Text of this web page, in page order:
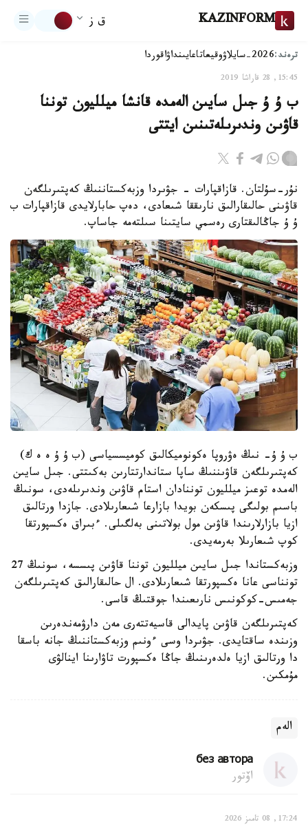
KAZINFORM ق ز
ترەند:2026-سايلاۋ وقيعاتاعايىنداۋاقوردا
15:45, 28 قاراشا 2019
ب ۇ ۇ جىل سايىن الەمدە قانشا ميلليون توننا
قاۋىن وندىرىلەتىنىن ايتتى
نۇر-سۇلتان. قازاقپارات - جۋىردا وزبەكستاننىڭ كەپتىرىلگەن
قاۋىنى حالىقارالىق نارىققا شىعادى، دەپ حابارلايدى قازاقپارات ب
ۇ ۇ جاڭالىقتارى رەسمي سايتىنا سىلتەمە جاساپ.
ب ۇ ۇ- نىڭ ەۋروپا ەكونوميكالىق كوميسسياسى (ب ۇ ۇ ە ە ك)
كەپتىرىلگەن قاۋىننىڭ ساپا ستاندارتتارىن بەكىتتى. جىل سايىن
الەمدە توعىز ميلليون توننادان استام قاۋىن وندىرىلەدى، سونىڭ
باسىم بولىگى پىسكەن بويدا بازارعا شىعارىلادى. جازدا ورتالىق
ازيا بازارلارىندا قاۋىن مول بولاتىنى بەلگىلى. ءبىراق ەكسپورتقا
كوپ شىعارىلا بەرمەيدى.
وزبەكستاندا جىل سايىن ميلليون توننا قاۋىن پىسسە، سونىڭ 27
تونناسى عانا ەكسپورتقا شىعارىلادى. ال حالىقارالىق كەپتىرىلگەن
جەمىس-كوكونىس نارىعىندا جوقتىڭ قاسى.
كەپتىرىلگەن قاۋىن پايدالى قاسيەتتەرى مەن دارۋمەندەرىن
وزىندە ساقتايدى. جۋىردا وسى ءونىم وزبەكستاننىڭ جانە باسقا
دا ورتالىق ازيا ەلدەرىنىڭ جاڭا ەكسپورت تاۋارىنا اينالۋى
مۇمكىن.
الەم
без автора
اۆتور
17:24, 08 تامىز 2026